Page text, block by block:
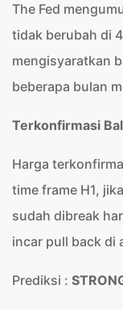
The Fed
tidak berubah di
mengisyaratkan
beberapa bulan
Terkonfirmasi
Harga
time frame H1,
sudah dibreak
incar pull back di
Prediksi :